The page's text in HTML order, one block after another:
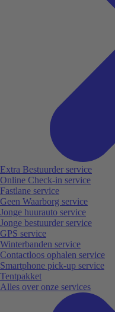
Extra Bestuurder service
Online Check-in service
Fastlane service
Geen Waarborg service
Jonge huurauto service
Jonge bestuurder service
GPS service
Winterbanden service
Contactloos ophalen service
Smartphone pick-up service
Tentpakket
Alles over onze services